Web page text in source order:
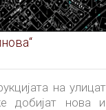
на
добијат нова